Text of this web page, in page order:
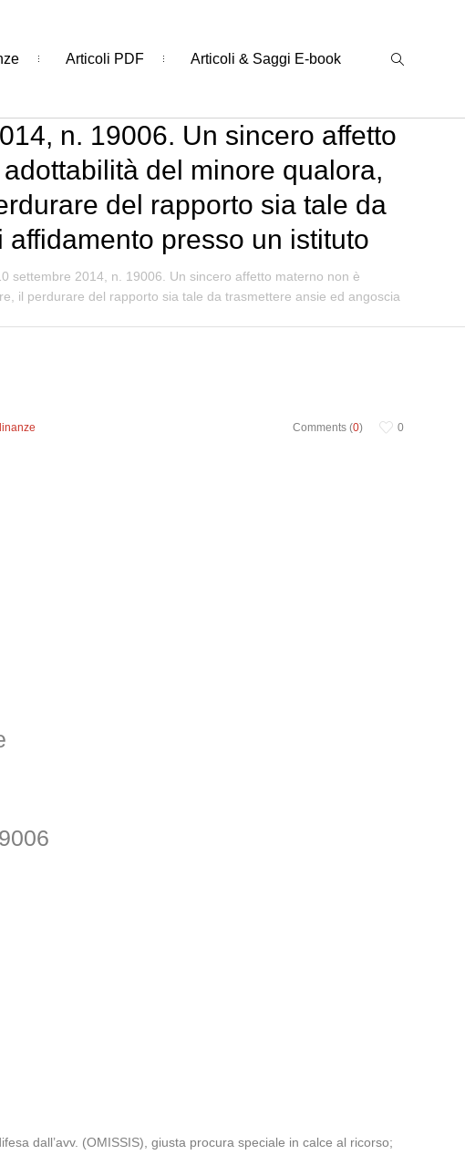
Articoli PDF Articoli & Saggi E-book
n. 19006. Un sincero affetto
del minore qualora,
del rapporto sia tale da
presso un istituto
settembre 2014, n. 19006. Un sincero affetto materno non è
il perdurare del rapporto sia tale da trasmettere ansie ed angoscia
Comments (0) 0
dall’avv. (OMISSIS), giusta procura speciale in calce al ricorso;